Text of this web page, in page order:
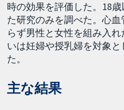
時の効果を評価した。18
た研究のみを調べた。心
らず男性と女性を組み入
いは妊婦や授乳婦を対象
た。
主な結果